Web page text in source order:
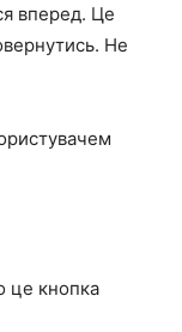
вперед. Це
Не
це кнопка